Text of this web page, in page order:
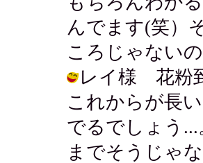
んでます(笑）
ころじゃない
レイ様 花粉
これからが長
でるでしょう
までそうじゃ